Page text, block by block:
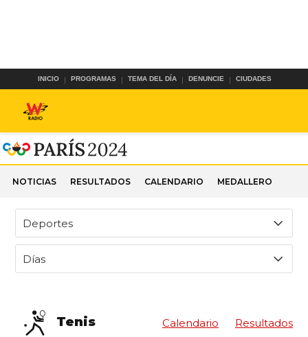
INICIO PROGRAMAS TEMA DEL DÍA DENUNCIE CIUDADES
NOTICIAS RESULTADOS CALENDARIO MEDALLERO
Deportes
Días
Tenis Calendario Resultados